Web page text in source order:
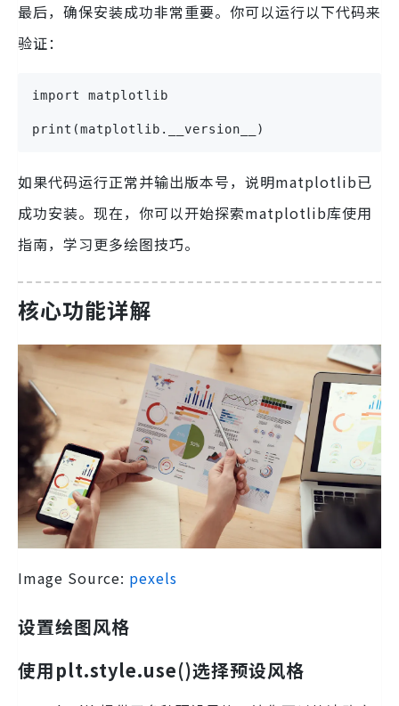
最后，确保安装成功非常重要。你可以运行以下代码来
验证：
import matplotlib
print(matplotlib.__version__)
如果代码运行正常并输出版本号，说明matplotlib已
成功安装。现在，你可以开始探索matplotlib库使用
指南，学习更多绘图技巧。
核心功能详解
Image Source: pexels
设置绘图风格
使用plt.style.use()选择预设风格